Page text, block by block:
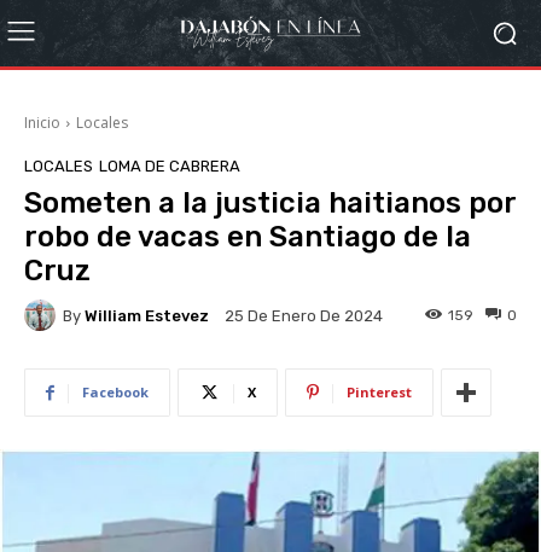
Inicio Locales
LOCALES LOMA DE CABRERA
Someten a la justicia haitianos por
robo de vacas en Santiago de la
Cruz
By William Estevez 25 De Enero De 2024 0
159
Facebook X Pinterest